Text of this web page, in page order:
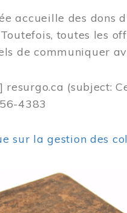
accueille des dons
toutes les
de communiquer
resurgo.ca (subject:
4383
sur la gestion des